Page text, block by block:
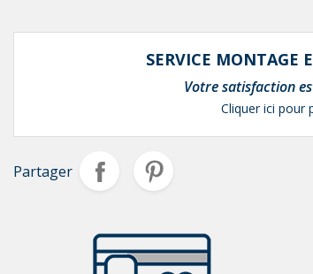
SERVICE MONTAGE
Votre satisfaction
Cliquer ici pour
Partager